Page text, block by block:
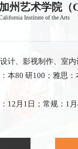
加州艺术学院（
Institute of the Arts
计、影视制作、室内
本80 研100；雅思：
12月1日；常规：1月